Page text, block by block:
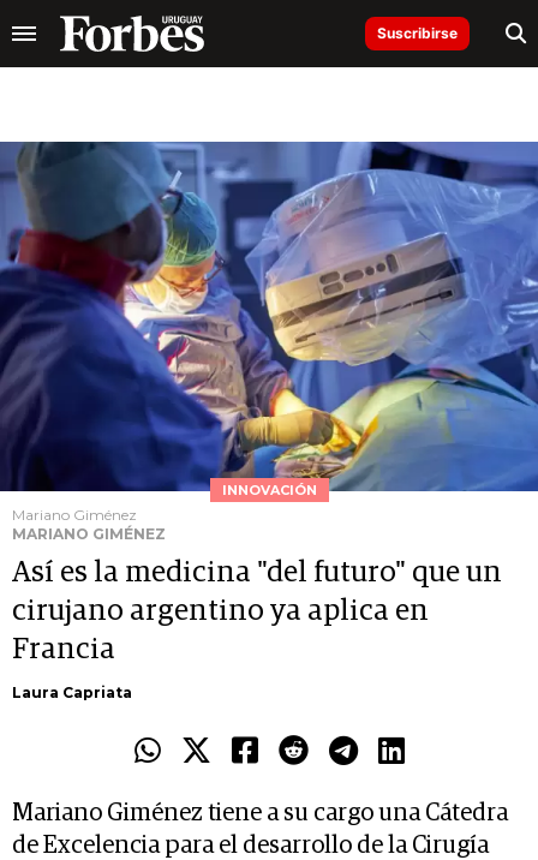
Suscribirse
INNOVACIÓN
Mariano Giménez
MARIANO GIMÉNEZ
Así es la medicina "del futuro" que un
cirujano argentino ya aplica en
Francia
Laura Capriata
Mariano Giménez tiene a su cargo una Cátedra
de Excelencia para el desarrollo de la Cirugía